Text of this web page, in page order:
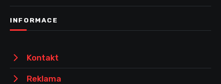
INFORMACE
Kontakt
Reklama